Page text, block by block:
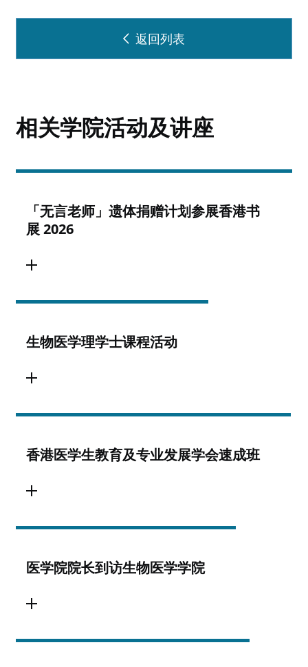
返回列表
相关学院活动及讲座
「无言老师」遗体捐赠计划参展香港书
展 2026
生物医学理学士课程活动
香港医学生教育及专业发展学会速成班
医学院院长到访生物医学学院